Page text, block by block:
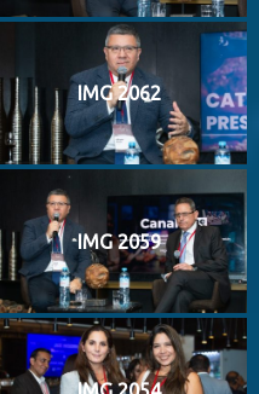
IMG 2062
IMG 2059